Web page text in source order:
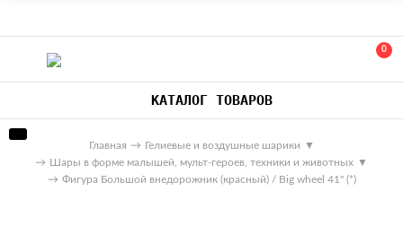
0
КАТАЛОГ ТОВАРОВ
Главная → Гелиевые и воздушные шарики ▼
→ Шары в форме малышей, мульт-героев, техники и животных ▼
→ Фигура Большой внедорожник (красный) / Big wheel 41" (*)